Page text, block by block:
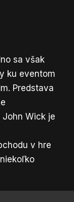
sa však
ku eventom
Predstava
Wick je
v hre